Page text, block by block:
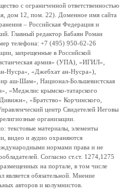
с ограниченной ответственностью
дом 12, пом. 22). Доменное имя сайта
– Российская Федерация и
Главный редактор Бабаян Роман
телефона: +7 (495) 950-62-26
запрещенные в Российской
армия» (УПА), «ИГИЛ»,
Нусра», «Джебхат ан-Нусра»),
аш-Шам», Национал-Большевистская
«Меджлис крымско-татарского
«Братство» Корчинского,
центр Свидетелей Иеговы
организации.
текстовые материалы, элементы
видео и аудио охраняются
нормами права и не
Согласно ст.ст. 1274,1275
на портале, в том числе
является обязательной. Мнение
авторов и колумнистов.